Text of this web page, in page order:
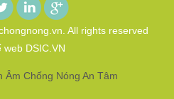
All rights reserved
web DSIC.VN
Âm Chống Nóng An Tâm